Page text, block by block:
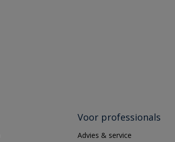
Voor professionals
Advies & service